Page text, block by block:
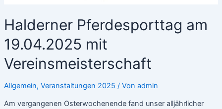
Halderner Pferdesporttag am
19.04.2025 mit
Vereinsmeisterschaft
Allgemein, Veranstaltungen 2025 / Von admin
Am vergangenen Osterwochenende fand unser alljährlicher